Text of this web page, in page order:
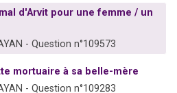
d'Arvit pour une femme / un
- Question n°109573
mortuaire à sa belle-mère
- Question n°109283